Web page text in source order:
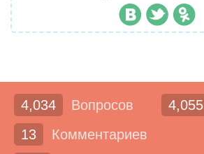
4,034 Вопросов 4,055
13
Комментариев